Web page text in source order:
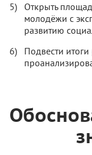
Открыть
молодёжи с
развитию
Подвести